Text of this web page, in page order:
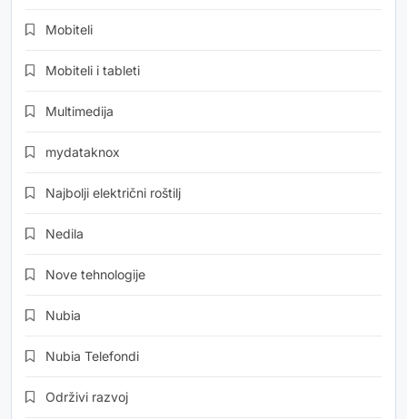
Mobiteli
Mobiteli i tableti
Multimedija
mydataknox
Najbolji električni roštilj
Nedila
Nove tehnologije
Nubia
Nubia Telefondi
Održivi razvoj